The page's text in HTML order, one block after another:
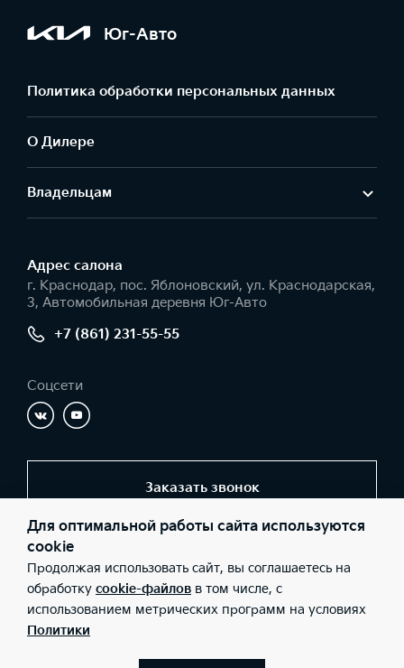
Юг-Авто
Политика обработки персональных данных
О Дилере
Владельцам
Адрес салонa
г. Краснодар, пос. Яблоновский, ул. Краснодарская,
3, Автомобильная деревня Юг-Авто
+7 (861) 231-55-55
Соцсети
Заказать звонок
(Фактический адрес: г. Краснодар, пос. Яблоновский, ул.
Краснодарская, 3, Автомобильная деревня Юг-Авто; Телефон:
+7 (861) 231-55-55; ИНН: 0107023480; ОГРН: 1120107002069),
ООО «Киа Россия и СНГ» (Фактический адрес: г.Москва, Валовая
26; Телефон: 8 800 301 08 80; ИНН: 7728674093; ОГРН:
5087746291760) ведут деятельность на территории РФ в
Для оптимальной работы сайта используются
cookie
Продолжая использовать сайт, вы соглашаетесь на
обработку cookie-файлов в том числе, с
использованием метрических программ на условиях
Политики